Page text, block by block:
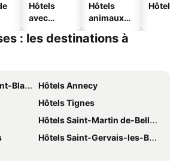
Hôtels
avec
Hôtels
animaux
: les destinations à
Blanc
Hôtels Annecy
Hôtels Tignes
Hôtels Saint-Martin de-Belleville
Hôtels Saint-Gervais-les-Bains